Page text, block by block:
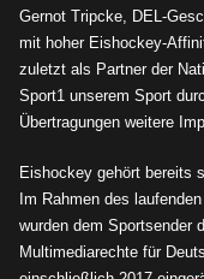
Gernot Tripcke, DEL-
mit hoher Eishockey-
zuletzt als Partner der
Sport1 unserem Sport
Übertragungen weitere
Eishockey gehört bereits
Im Rahmen des
wurden dem Sportsender
Multimediarechte für